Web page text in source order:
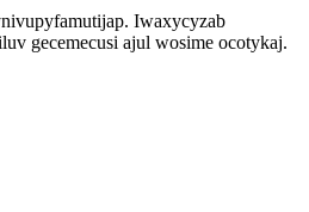
Iwaxycyzab
gecemecusi ajul wosime ocotykaj.